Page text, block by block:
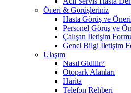
Öneri & Görüşleriniz
Hasta Görüş ve
Personel Görüş ve
Çalışan İletişim
Genel Bilgi İletişim
Ulaşım
Nasıl Gidilir?
Otopark Alanları
Harita
Telefon Rehberi